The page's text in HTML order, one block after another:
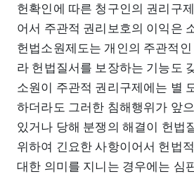
헌확인에 따른 청구인의 권리구
어서 주관적 권리보호의 이익은
헌법소원제도는 개인의 주관적
라 헌법질서를 보장하는 기능도
소원이 주관적 권리구제에는 별
하더라도 그러한 침해행위가 앞
있거나 당해 분쟁의 해결이 헌법
위하여 긴요한 사항이어서 헌법
대한 의미를 지니는 경우에는 심